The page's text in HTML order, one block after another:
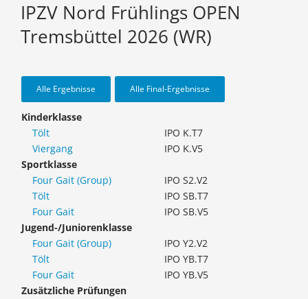
IPZV Nord Frühlings OPEN
Tremsbüttel 2026 (WR)
Alle Ergebnisse Alle Final-Ergebnisse
Kinderklasse
Tölt
IPO K.T7
Viergang
IPO K.V5
Sportklasse
Four Gait (Group)
IPO S2.V2
Tölt
IPO SB.T7
Four Gait
IPO SB.V5
Jugend-/Juniorenklasse
Four Gait (Group)
IPO Y2.V2
Tölt
IPO YB.T7
Four Gait
IPO YB.V5
Zusätzliche Prüfungen